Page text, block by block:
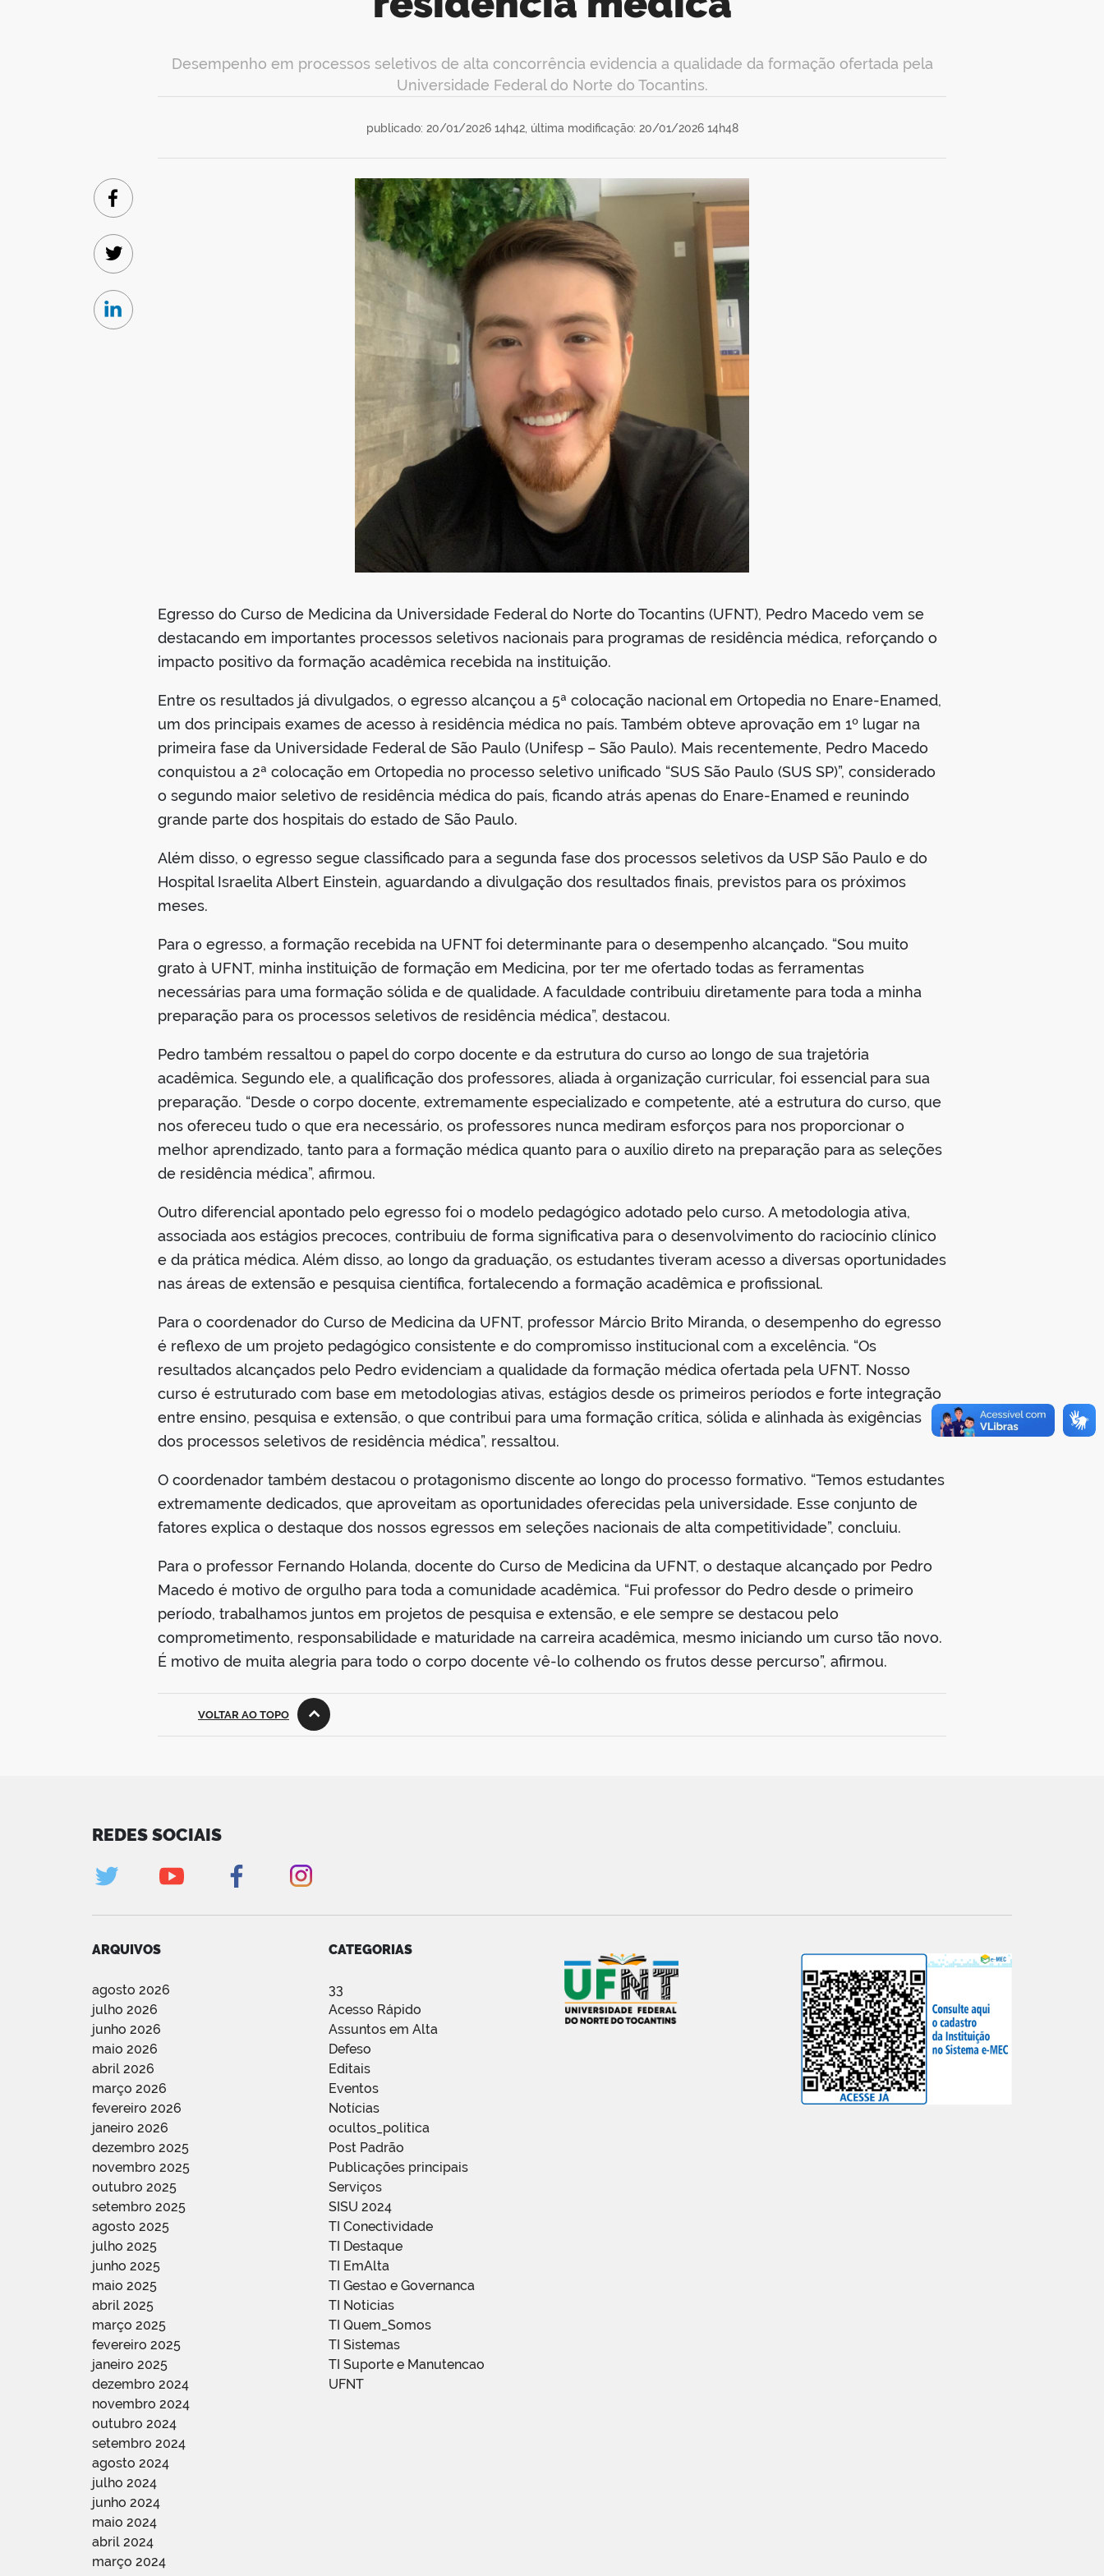
Desempenho em processos seletivos de alta concorrência evidencia a qualidade da formação ofertada pela
Universidade Federal do Norte do Tocantins.
publicado: 20/01/2026 14h42, última modificação: 20/01/2026 14h48
Egresso do Curso de Medicina da Universidade Federal do Norte do Tocantins (UFNT), Pedro Macedo vem se
destacando em importantes processos seletivos nacionais para programas de residência médica, reforçando o
impacto positivo da formação acadêmica recebida na instituição.
Entre os resultados já divulgados, o egresso alcançou a 5ª colocação nacional em Ortopedia no Enare-Enamed,
um dos principais exames de acesso à residência médica no país. Também obteve aprovação em 1º lugar na
primeira fase da Universidade Federal de São Paulo (Unifesp – São Paulo). Mais recentemente, Pedro Macedo
conquistou a 2ª colocação em Ortopedia no processo seletivo unificado “SUS São Paulo (SUS SP)”, considerado
o segundo maior seletivo de residência médica do país, ficando atrás apenas do Enare-Enamed e reunindo
grande parte dos hospitais do estado de São Paulo.
Além disso, o egresso segue classificado para a segunda fase dos processos seletivos da USP São Paulo e do
Hospital Israelita Albert Einstein, aguardando a divulgação dos resultados finais, previstos para os próximos
meses.
Para o egresso, a formação recebida na UFNT foi determinante para o desempenho alcançado. “Sou muito
grato à UFNT, minha instituição de formação em Medicina, por ter me ofertado todas as ferramentas
necessárias para uma formação sólida e de qualidade. A faculdade contribuiu diretamente para toda a minha
preparação para os processos seletivos de residência médica”, destacou.
Pedro também ressaltou o papel do corpo docente e da estrutura do curso ao longo de sua trajetória
acadêmica. Segundo ele, a qualificação dos professores, aliada à organização curricular, foi essencial para sua
preparação. “Desde o corpo docente, extremamente especializado e competente, até a estrutura do curso, que
nos ofereceu tudo o que era necessário, os professores nunca mediram esforços para nos proporcionar o
melhor aprendizado, tanto para a formação médica quanto para o auxílio direto na preparação para as seleções
de residência médica”, afirmou.
Outro diferencial apontado pelo egresso foi o modelo pedagógico adotado pelo curso. A metodologia ativa,
associada aos estágios precoces, contribuiu de forma significativa para o desenvolvimento do raciocínio clínico
e da prática médica. Além disso, ao longo da graduação, os estudantes tiveram acesso a diversas oportunidades
nas áreas de extensão e pesquisa científica, fortalecendo a formação acadêmica e profissional.
Para o coordenador do Curso de Medicina da UFNT, professor Márcio Brito Miranda, o desempenho do egresso
é reflexo de um projeto pedagógico consistente e do compromisso institucional com a excelência. “Os
resultados alcançados pelo Pedro evidenciam a qualidade da formação médica ofertada pela UFNT. Nosso
curso é estruturado com base em metodologias ativas, estágios desde os primeiros períodos e forte integração
entre ensino, pesquisa e extensão, o que contribui para uma formação crítica, sólida e alinhada às exigências
dos processos seletivos de residência médica”, ressaltou.
O coordenador também destacou o protagonismo discente ao longo do processo formativo. “Temos estudantes
extremamente dedicados, que aproveitam as oportunidades oferecidas pela universidade. Esse conjunto de
fatores explica o destaque dos nossos egressos em seleções nacionais de alta competitividade”, concluiu.
Para o professor Fernando Holanda, docente do Curso de Medicina da UFNT, o destaque alcançado por Pedro
Macedo é motivo de orgulho para toda a comunidade acadêmica. “Fui professor do Pedro desde o primeiro
período, trabalhamos juntos em projetos de pesquisa e extensão, e ele sempre se destacou pelo
comprometimento, responsabilidade e maturidade na carreira acadêmica, mesmo iniciando um curso tão novo.
É motivo de muita alegria para todo o corpo docente vê-lo colhendo os frutos desse percurso”, afirmou.
Facebook
Twitter
Linkedin
VOLTAR AO TOPO
REDES SOCIAIS
ARQUIVOS
agosto 2026
julho 2026
junho 2026
maio 2026
abril 2026
março 2026
fevereiro 2026
janeiro 2026
dezembro 2025
novembro 2025
outubro 2025
setembro 2025
agosto 2025
julho 2025
junho 2025
maio 2025
abril 2025
março 2025
fevereiro 2025
janeiro 2025
dezembro 2024
novembro 2024
outubro 2024
setembro 2024
agosto 2024
julho 2024
junho 2024
maio 2024
abril 2024
março 2024
CATEGORIAS
33
Acesso Rápido
Assuntos em Alta
Defeso
Editais
Eventos
Notícias
ocultos_politica
Post Padrão
Publicações principais
Serviços
SISU 2024
TI Conectividade
TI Destaque
TI EmAlta
TI Gestao e Governanca
TI Noticias
TI Quem_Somos
TI Sistemas
TI Suporte e Manutencao
UFNT